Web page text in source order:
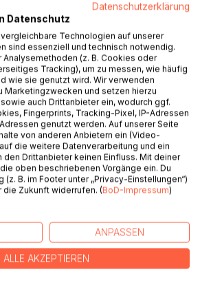
ist Sascha ein ziemlich
es geht ums Essen. Dann
Mal eine solche Schweinerei an,
nur noch "Schweinebär" schimpfen.
verwandelt sich Sascha wirklich und
Und er sieht nicht nur
aus Schwein und Bär - er verhält
die Probleme natürlich erst richtig
verwandelter Bruder stolpern von
nächste...
Datenschutzerklärung
Datenschutz
Technologien auf unserer
sind essenziell und technisch notwendig.
(z. B. Cookies oder
Tracking), um zu messen, wie häufig
wie sie genutzt wird. Wir verwenden
Marketingzwecken und setzen hierzu
auch Drittanbieter ein, wodurch ggf.
Fingerprints, Tracking-Pixel, IP-Adressen
genutzt werden. Auf unserer Seite
von anderen Anbietern ein (Video-
die weitere Datenverarbeitung und ein
den Drittanbieter keinen Einfluss. Mit deiner
oben beschriebenen Vorgänge ein. Du
(z. B. im Footer unter „Privacy-Einstellungen“)
Zukunft widerrufen. (BoD-Impressum)
ANPASSEN
ALLE AKZEPTIEREN